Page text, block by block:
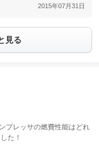
2015年07月31日
見る
プレッサの燃費性能はどれ
た！